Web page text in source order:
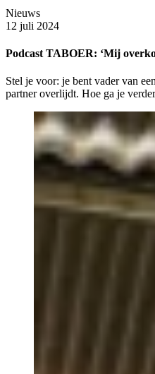
Nieuws
12 juli 2024
Podcast TABOER: ‘Mij
Stel je voor: je bent vader van
partner overlijdt. Hoe ga je